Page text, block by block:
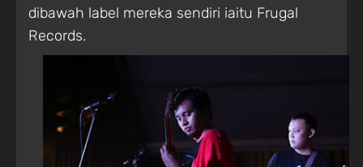
dibawah label mereka sendiri iaitu Frugal
Records.